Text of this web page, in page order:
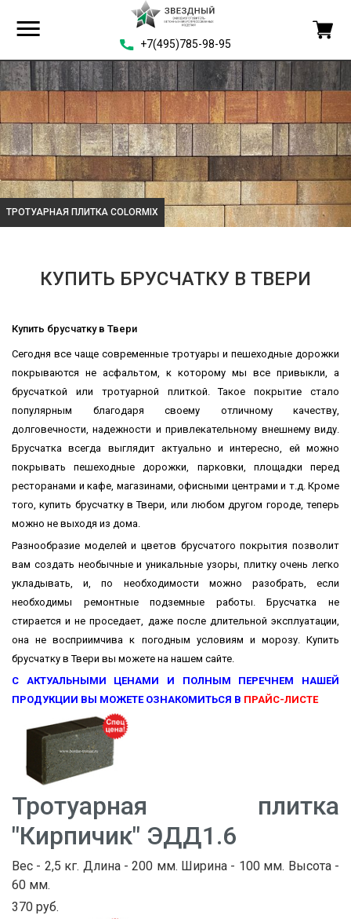
+7(495)785-98-95
COLORMIX ТРОТУАРНАЯ
КУПИТЬ БРУСЧАТКУ В ТВЕРИ
Купить брусчатку в Твери
Сегодня все чаще современные тротуары и пешеходные дорожки
покрываются не асфальтом, к которому мы все привыкли, а
брусчаткой или тротуарной плиткой. Такое покрытие стало
популярным благодаря своему отличному качеству,
долговечности, надежности и привлекательному внешнему виду.
Брусчатка всегда выглядит актуально и интересно, ей можно
покрывать пешеходные дорожки, парковки, площадки перед
ресторанами и кафе, магазинами, офисными центрами и т.д. Кроме
того, купить брусчатку в Твери, или любом другом городе, теперь
можно не выходя из дома.
Разнообразие моделей и цветов брусчатого покрытия позволит
вам создать необычные и уникальные узоры, плитку очень легко
укладывать, и, по необходимости можно разобрать, если
необходимы ремонтные подземные работы. Брусчатка не
стирается и не проседает, даже после длительной эксплуатации,
она не восприимчива к погодным условиям и морозу. Купить
брусчатку в Твери вы можете на нашем сайте.
С АКТУАЛЬНЫМИ ЦЕНАМИ И ПОЛНЫМ ПЕРЕЧНЕМ НАШЕЙ
ПРОДУКЦИИ ВЫ МОЖЕТЕ ОЗНАКОМИТЬСЯ В ПРАЙС-ЛИСТЕ
Тротуарная плитка
"Кирпичик" ЭДД1.6
Вес - 2,5 кг. Длина - 200 мм. Ширина - 100 мм. Высота -
60 мм.
370 руб.